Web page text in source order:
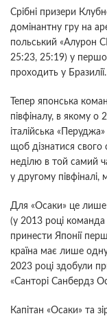
Срібні призери
домінантну гру на
польський «Алурон
25:23, 25:19) у
проходить у Бразилії.
Тепер японська
півфіналу, в якому о
італійська
щоб дізнатися свого
неділю в той самий
у другому півфіналі,
Для «Осаки» це лише
(у 2013 році команда
принести Японії
країна має лише
2023 році здобули
«Санторі Санбердз
Капітан «Осаки» та